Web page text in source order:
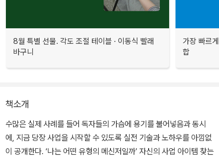
8월 특별 선물. 각도 조절 테이블 · 이동식 빨래
바구니
가장 빠르
합
책소개
수많은 실제 사례를 들어 독자들의 가슴에 용기를 불어넣음과 동시
에, 지금 당장 사업을 시작할 수 있도록 실전 기술과 노하우를 아낌없
이 공개한다. ‘나는 어떤 유형의 메신저일까’ 자신의 사업 아이템 찾는